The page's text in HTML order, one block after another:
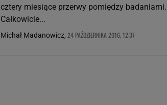
cztery miesiące przerwy pomiędzy
Całkowicie...
Michał Madanowicz, 24 PAŹDZIERNIKA 2016, 12:37